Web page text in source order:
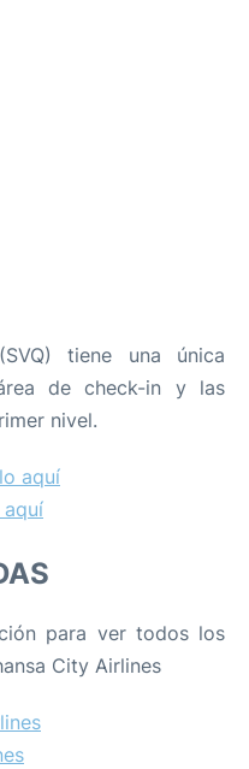
tiene una única
de check-in y las
nivel.
aquí
aquí
para ver todos los
City Airlines